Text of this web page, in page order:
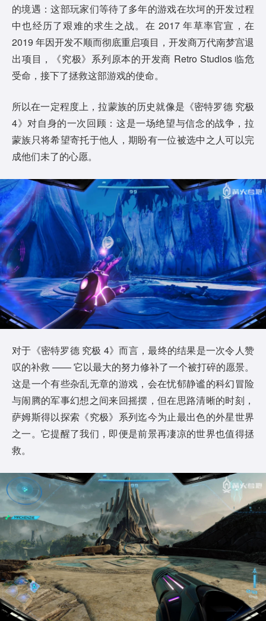
的境遇：这部玩家们等待了多年的游戏在坎坷的开发过程
中也经历了艰难的求生之战。在 2017 年草率官宣，在
2019 年因开发不顺而彻底重启项目，开发商万代南梦宫退
出项目，《究极》系列原本的开发商 Retro Studios 临危
受命，接下了拯救这部游戏的使命。
所以在一定程度上，拉蒙族的历史就像是《密特罗德 究极
4》对自身的一次回顾：这是一场绝望与信念的战争，拉
蒙族只将希望寄托于他人，期盼有一位被选中之人可以完
成他们未了的心愿。
对于《密特罗德 究极 4》而言，最终的结果是一次令人赞
叹的补救 —— 它以最大的努力修补了一个被打碎的愿景。
这是一个有些杂乱无章的游戏，会在忧郁静谧的科幻冒险
与闹腾的军事幻想之间来回摇摆，但在思路清晰的时刻，
萨姆斯得以探索《究极》系列迄今为止最出色的外星世界
之一。它提醒了我们，即便是前景再凄凉的世界也值得拯
救。